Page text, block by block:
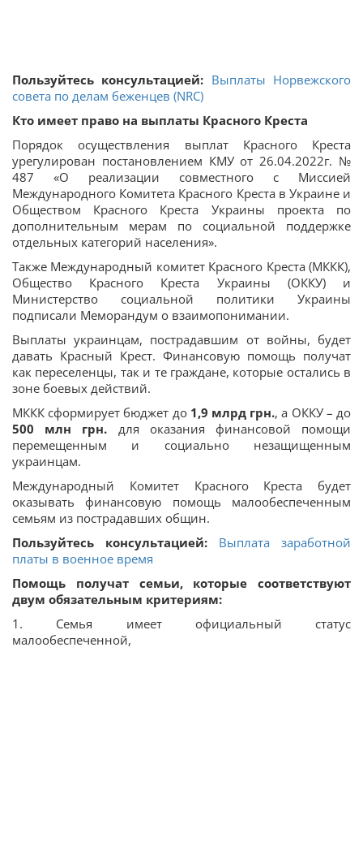
Пользуйтесь консультацией: Выплаты Норвежского
совета по делам беженцев (NRC)
Кто имеет право на выплаты Красного Креста
Порядок осуществления выплат Красного Креста
урегулирован постановлением КМУ от 26.04.2022г. №
487 «О реализации совместного с Миссией
Международного Комитета Красного Креста в Украине и
Обществом Красного Креста Украины проекта по
дополнительным мерам по социальной поддержке
отдельных категорий населения».
Также Международный комитет Красного Креста (МККК),
Общество Красного Креста Украины (ОККУ) и
Министерство социальной политики Украины
подписали Меморандум о взаимопонимании.
Выплаты украинцам, пострадавшим от войны, будет
давать Красный Крест. Финансовую помощь получат
как переселенцы, так и те граждане, которые остались в
зоне боевых действий.
МККК сформирует бюджет до 1,9 млрд грн., а ОККУ – до
500 млн
грн. для оказания финансовой помощи
перемещенным и социально незащищенным
украинцам.
Международный Комитет Красного Креста будет
оказывать финансовую помощь малообеспеченным
семьям из пострадавших общин.
Пользуйтесь консультацией:
Выплата заработной
платы в военное время
Помощь получат семьи, которые соответствуют
двум обязательным критериям:
1. Семья имеет официальный статус
малообеспеченной,